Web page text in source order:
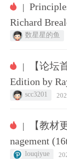
|
Richard
数星星的鱼
|
【论坛
Edition by
scc3201
|
【教材
nagement
louqiyue